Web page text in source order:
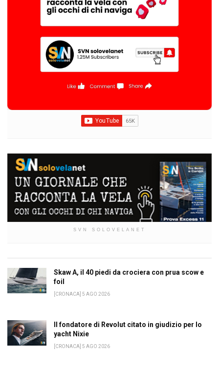
SVN SOLOVELANET
Skaw A, il 40 piedi da crociera con prua scow e
foil
[CRONACA] 5 AGO 2026
Il fondatore di Revolut citato in giudizio per lo
yacht Nixie
[CRONACA] 5 AGO 2026